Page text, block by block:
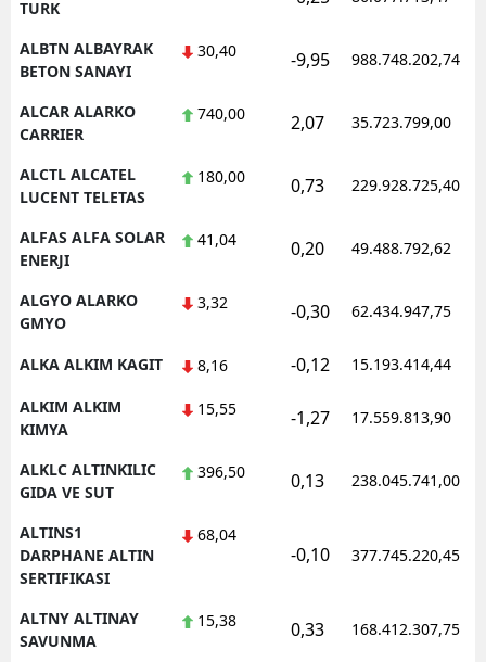
Uşak
Zonguldak
Aksaray
Batman
TURK
ALBTN ALBAYRAK
BETON SANAYI
30,40 -9,95 988.748.202,74
ALCAR ALARKO
CARRIER
740,00 2,07 35.723.799,00
ALCTL ALCATEL
LUCENT TELETAS
180,00 0,73 229.928.725,40
ALFAS ALFA SOLAR
ENERJI
41,04 0,20 49.488.792,62
ALGYO ALARKO
GMYO
3,32 -0,30 62.434.947,75
ALKA ALKIM KAGIT 8,16 -0,12 15.193.414,44
ALKIM ALKIM
KIMYA
15,55 -1,27 17.559.813,90
ALKLC ALTINKILIC
GIDA VE SUT
396,50 0,13 238.045.741,00
ALTINS1
DARPHANE ALTIN
SERTIFIKASI
68,04
-0,10 377.745.220,45
ALTNY ALTINAY
SAVUNMA
15,38 0,33 168.412.307,75